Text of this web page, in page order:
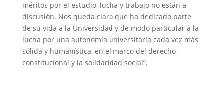
méritos por el estudio, lucha y trabajo no están a
discusión. Nos queda claro que ha dedicado parte
de su vida a la Universidad y de modo particular a la
lucha por una autonomía universitaria cada vez más
sólida y humanística, en el marco del derecho
constitucional y la solidaridad social”.